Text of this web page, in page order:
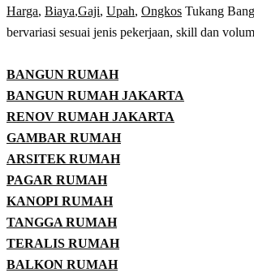
Harga, Biaya,Gaji, Upah, Ongkos Tukang
bervariasi sesuai jenis pekerjaan, skill dan
BANGUN RUMAH
BANGUN RUMAH JAKARTA
RENOV RUMAH JAKARTA
GAMBAR RUMAH
ARSITEK RUMAH
PAGAR RUMAH
KANOPI RUMAH
TANGGA RUMAH
TERALIS RUMAH
BALKON RUMAH